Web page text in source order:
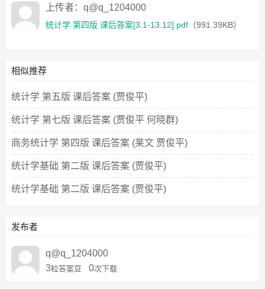
上传者：q@q_1204000
统计学 第四版 课后答案[3.1-13.12].pdf （991.39KB）
相似推荐
统计学 第五版 课后答案 (贾俊平)
统计学 第七版 课后答案 (贾俊平 何晓群)
商务统计学 第四版 课后答案 (莱文 贾俊平)
统计学基础 第二版 课后答案 (贾俊平)
统计学基础 第二版 课后答案 (贾俊平)
发布者
q@q_1204000
3粒答案豆 0次下载